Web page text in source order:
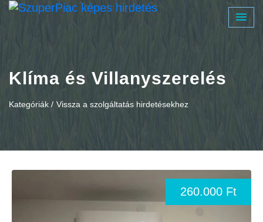
Klíma és Villanyszerelés
Kategóriák / Vissza a szolgáltatás hirdetésekhez
260.000 Ft